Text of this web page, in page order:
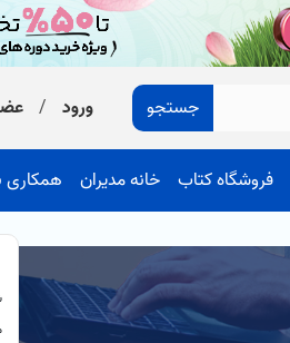
جستجو ورود /
فروشگاه کتاب خانه مدیران همکاری